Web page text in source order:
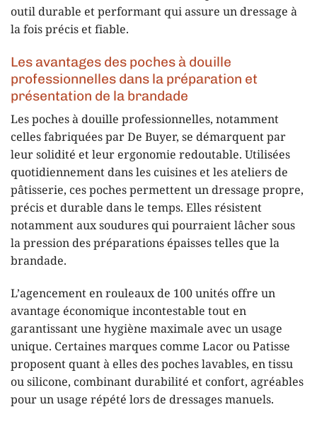
outil durable et performant qui assure un dressage à
la fois précis et fiable.
Les avantages des poches à douille
professionnelles dans la préparation et
présentation de la brandade
Les poches à douille professionnelles, notamment
celles fabriquées par De Buyer, se démarquent par
leur solidité et leur ergonomie redoutable. Utilisées
quotidiennement dans les cuisines et les ateliers de
pâtisserie, ces poches permettent un dressage propre,
précis et durable dans le temps. Elles résistent
notamment aux soudures qui pourraient lâcher sous
la pression des préparations épaisses telles que la
brandade.
L’agencement en rouleaux de 100 unités offre un
avantage économique incontestable tout en
garantissant une hygiène maximale avec un usage
unique. Certaines marques comme Lacor ou Patisse
proposent quant à elles des poches lavables, en tissu
ou silicone, combinant durabilité et confort, agréables
pour un usage répété lors de dressages manuels.